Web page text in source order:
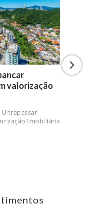
valorização
Ultrapassar
Imobiliária